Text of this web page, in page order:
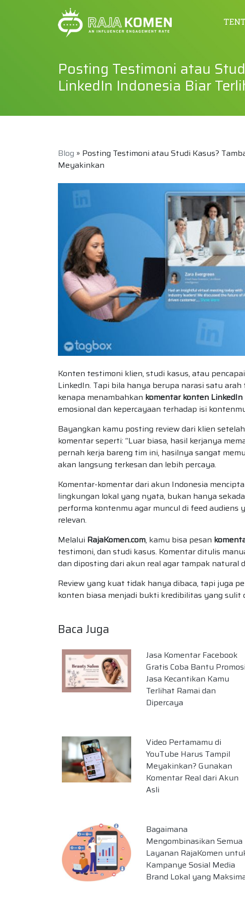
Posting Testimoni atau
LinkedIn Indonesia Biar
Blog » Posting Testimoni atau Studi Kasus?
Meyakinkan
Konten testimoni klien, studi kasus, atau
LinkedIn. Tapi bila hanya berupa narasi satu
kenapa menambahkan komentar konten LinkedIn
emosional dan kepercayaan terhadap isi
Bayangkan kamu posting review dari klien
komentar seperti: “Luar biasa, hasil kerjanya
pernah kerja bareng tim ini, hasilnya sangat
akan langsung terkesan dan lebih percaya.
Komentar-komentar dari akun Indonesia
lingkungan lokal yang nyata, bukan hanya
performa kontenmu agar muncul di feed
relevan.
Melalui RajaKomen.com, kamu bisa pesan
testimoni, dan studi kasus. Komentar ditulis
dan diposting dari akun real agar tampak natural
Review yang kuat tidak hanya dibaca, tapi juga
konten biasa menjadi bukti kredibilitas yang sulit
Baca Juga
Jasa Komentar Facebook
Gratis Coba Bantu Promosi
Jasa Kecantikan Kamu
Terlihat Ramai dan
Dipercaya
Video Pertamamu di
YouTube Harus Tampil
Meyakinkan? Gunakan
Komentar Real dari Akun
Asli
Bagaimana
Mengombinasikan Semua
Layanan RajaKomen
Kampanye Sosial Media
Brand Lokal yang